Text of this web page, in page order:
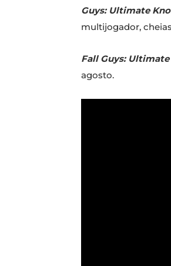
Guys: Ultimate
multijogador,
Fall Guys:
agosto.